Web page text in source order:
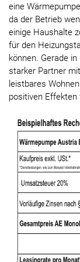
eine
da der Betrieb
einige Haushalte
für den
können. Gerade
starker Partner
leistbares
positiven